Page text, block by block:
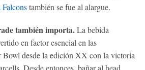
también se fue al alargue.
también importa.La bebida
en factor esencial en las
Bowl desde la edición XX con la victoria
Desde entonces, bañar al head